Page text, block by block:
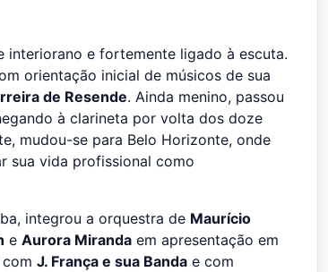
interiorano e fortemente ligado à escuta.
orientação inicial de músicos de sua
de Resende. Ainda menino, passou
à clarineta por volta dos doze
mudou-se para Belo Horizonte, onde
sua vida profissional como
integrou a orquestra de Maurício
e Aurora Miranda em apresentação em
J. França e sua Banda e com